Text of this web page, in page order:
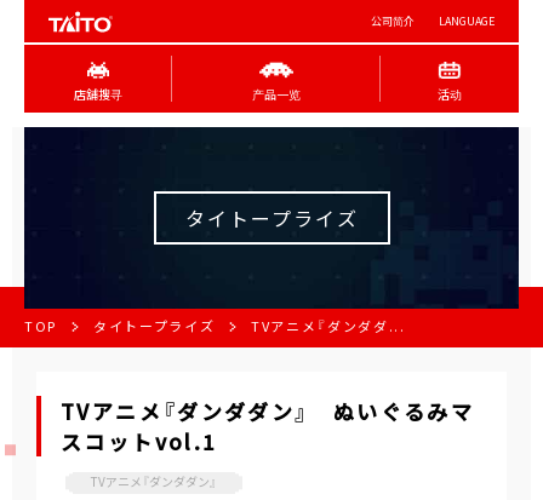
公司简介 LANGUAGE
店舖搜寻 产品一览 活动
タイトープライズ
TOP タイトープライズ TVアニメ『ダンダダ...
TVアニメ『ダンダダン』 ぬいぐるみマ
スコットvol.1
TVアニメ『ダンダダン』